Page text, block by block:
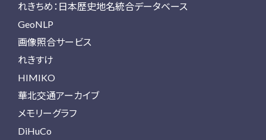
れきちめ：日本歴史地名統合データベース
GeoNLP
画像照合サービス
れきすけ
HIMIKO
華北交通アーカイブ
メモリーグラフ
DiHuCo